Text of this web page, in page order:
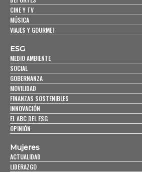
CINE Y TV
MÚSICA
VIAJES Y GOURMET
ESG
MEDIO AMBIENTE
SOCIAL
GOBERNANZA
MOVILIDAD
FINANZAS SOSTENIBLES
INNOVACIÓN
EL ABC DEL ESG
OPINIÓN
Mujeres
ACTUALIDAD
LIDERAZGO